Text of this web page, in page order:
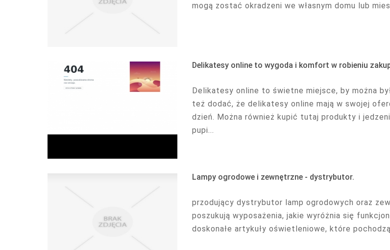
mogą zostać okradzeni we własnym domu lub
Delikatesy online to wygoda i komfort w robieniu
Delikatesy online to świetne miejsce, by można
też dodać, że delikatesy online mają w swojej
dzień. Można również kupić tutaj produkty i
pupi...
Lampy ogrodowe i zewnętrzne - dystrybutor.
przodujący dystrybutor lamp ogrodowych oraz
poszukują wyposażenia, jakie wyróżnia się
doskonałe artykuły oświetleniowe, które